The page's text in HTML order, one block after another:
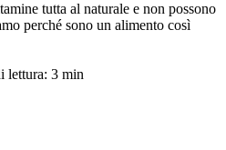
tutta al naturale e non possono
perché sono un alimento così
lettura: 3 min